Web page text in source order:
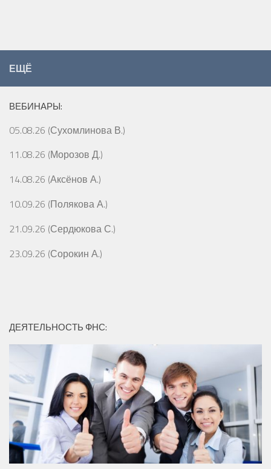
ЕЩЁ
ВЕБИНАРЫ:
05.08.26 (Сухомлинова В.)
11.08.26 (Морозов Д.)
14.08.26 (Аксёнов А.)
10.09.26 (Полякова А.)
21.09.26 (Сердюкова С.)
23.09.26 (Сорокин А.)
ДЕЯТЕЛЬНОСТЬ ФНС: